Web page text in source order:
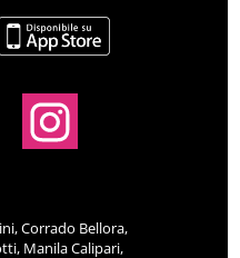
Corrado Bellora,
Manila Calipari,